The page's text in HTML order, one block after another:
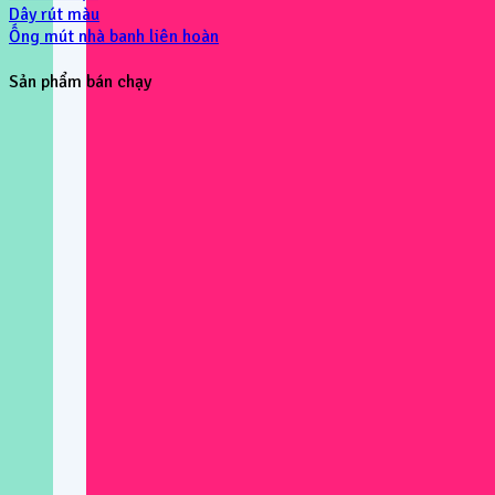
Dây rút màu
Ống mút nhà banh liên hoàn
Sản phẩm bán chạy